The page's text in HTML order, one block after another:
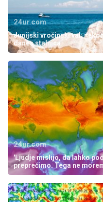
24ur.com
Junijski vročinski val:
danes stalnica
24ur.com
'Ljudje mislijo, da lahko
preprečimo. Tega ne